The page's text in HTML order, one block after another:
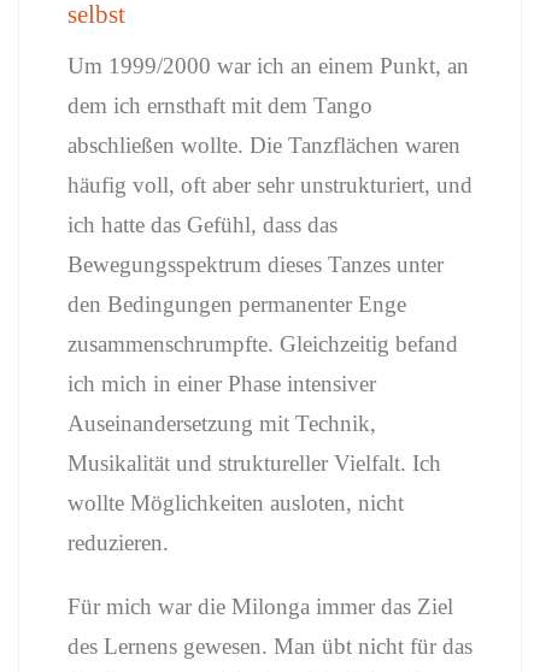
selbst
Um 1999/2000 war ich an einem Punkt, an
dem ich ernsthaft mit dem Tango
abschließen wollte. Die Tanzflächen waren
häufig voll, oft aber sehr unstrukturiert, und
ich hatte das Gefühl, dass das
Bewegungsspektrum dieses Tanzes unter
den Bedingungen permanenter Enge
zusammenschrumpfte. Gleichzeitig befand
ich mich in einer Phase intensiver
Auseinandersetzung mit Technik,
Musikalität und struktureller Vielfalt. Ich
wollte Möglichkeiten ausloten, nicht
reduzieren.
Für mich war die Milonga immer das Ziel
des Lernens gewesen. Man übt nicht für das